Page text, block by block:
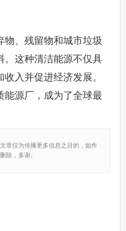
物、残留物和城市垃圾
。这种清洁能源不仅具
入并促进经济发展。
能源厂，成为了全球最
章仅为传播更多信息之目的，如作
除，多谢。